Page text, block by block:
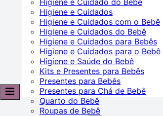
Higiene e Cuidados
Higiene e Cuidados com o Bebê
Higiene e Cuidados do Bebê
Higiene e Cuidados para Bebês
Higiene e Cuidados para o Bebê
Higiene e Saúde do Bebê
Kits e Presentes para Bebês
Presentes para Bebês
Presentes para Chá de Bebê
Quarto do Bebê
Roupas de Bebê